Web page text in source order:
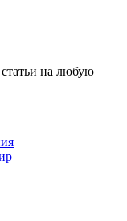
на любую